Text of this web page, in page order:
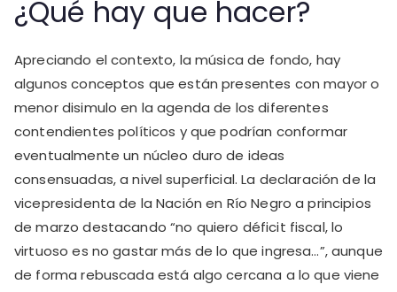
¿Qué hay que hacer?
Apreciando el contexto, la música de fondo, hay
algunos conceptos que están presentes con mayor o
menor disimulo en la agenda de los diferentes
contendientes políticos y que podrían conformar
eventualmente un núcleo duro de ideas
consensuadas, a nivel superficial. La declaración de la
vicepresidenta de la Nación en Río Negro a principios
de marzo destacando “no quiero déficit fiscal, lo
virtuoso es no gastar más de lo que ingresa…”, aunque
de forma rebuscada está algo cercana a lo que viene